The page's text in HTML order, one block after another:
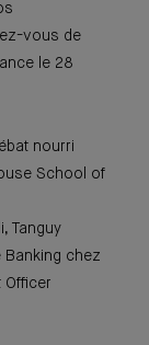
vous de
le 28
nourri
School of
Tanguy
Banking chez
Officer